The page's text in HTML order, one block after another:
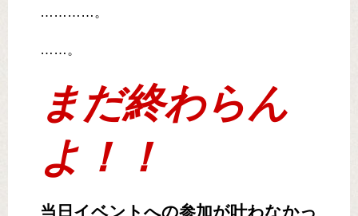
…………。
……。
まだ終わらん
よ！！
当日イベントへの参加が叶わなかっ